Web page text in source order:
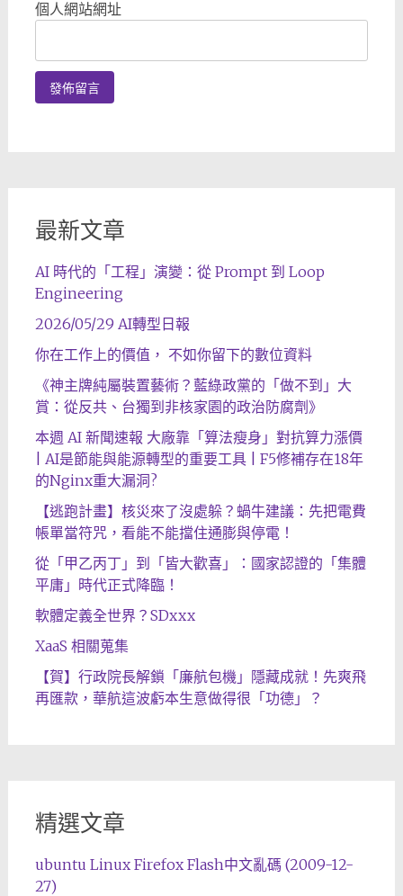
個人網站網址
最新文章
AI 時代的「工程」演變：從 Prompt 到 Loop
Engineering
2026/05/29 AI轉型日報
你在工作上的價值， 不如你留下的數位資料
《神主牌純屬裝置藝術？藍綠政黨的「做不到」大
賞：從反共、台獨到非核家園的政治防腐劑》
本週 AI 新聞速報 大廠靠「算法瘦身」對抗算力漲價
| AI是節能與能源轉型的重要工具 | F5修補存在18年
的Nginx重大漏洞?
【逃跑計畫】核災來了沒處躲？蝸牛建議：先把電費
帳單當符咒，看能不能擋住通膨與停電！
從「甲乙丙丁」到「皆大歡喜」：國家認證的「集體
平庸」時代正式降臨！
軟體定義全世界？SDxxx
XaaS 相關蒐集
【賀】行政院長解鎖「廉航包機」隱藏成就！先爽飛
再匯款，華航這波虧本生意做得很「功德」？
精選文章
ubuntu Linux Firefox Flash中文亂碼 (2009-12-
27)